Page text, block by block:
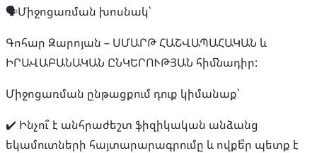
🗣️Միջոցառման խոսնակ՝
Գոհար Զարոյան – ՍՄԱՐԹ ՀԱՇՎԱՊԱՀԱԿԱՆ և
ԻՐԱՎԱԲԱՆԱԿԱՆ ԸՆԿԵՐՈՒԹՅԱՆ հիմնադիր:
Միջոցառման ընթացքում դուք կիմանաք՝
✔️ Ինչու՞ է անհրաժեշտ ֆիզիկական անձանց
եկամուտների հայտարարագրումը և ովքե՞ր պետք է